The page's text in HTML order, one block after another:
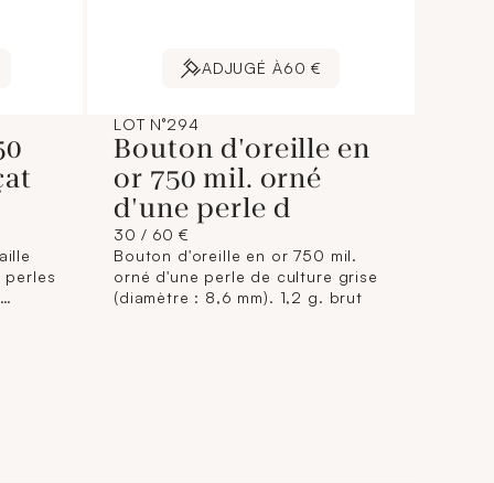
ADJUGÉ À60 €
LOT N°294
Bouton d'oreille en
or 750 mil. orné
d'une perle d
30 / 60 €
Bouton d'oreille en or 750 mil.
orné d'une perle de culture grise
(diamètre : 8,6 mm). 1,2 g. brut